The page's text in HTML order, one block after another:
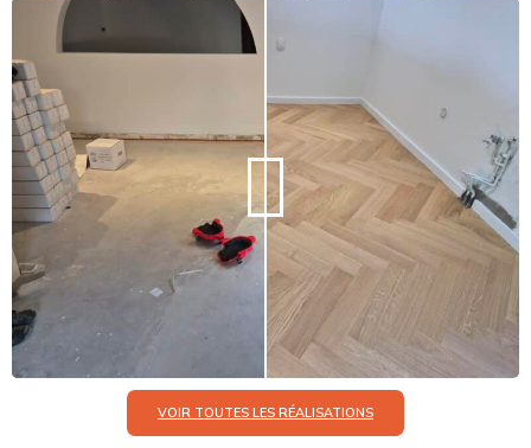
VOIR TOUTES LES RÉALISATIONS